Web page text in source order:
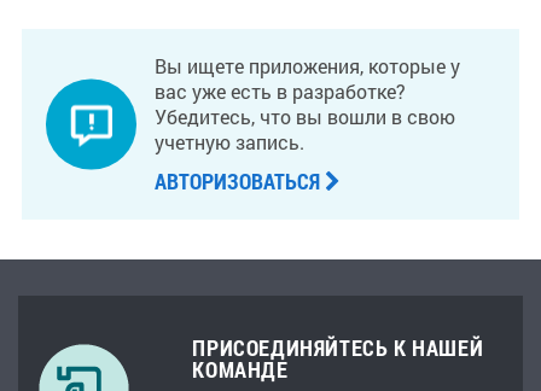
Вы ищете приложения, которые у
вас уже есть в разработке?
Убедитесь, что вы вошли в свою
учетную запись.
АВТОРИЗОВАТЬСЯ
ПРИСОЕДИНЯЙТЕСЬ К НАШЕЙ
КОМАНДЕ